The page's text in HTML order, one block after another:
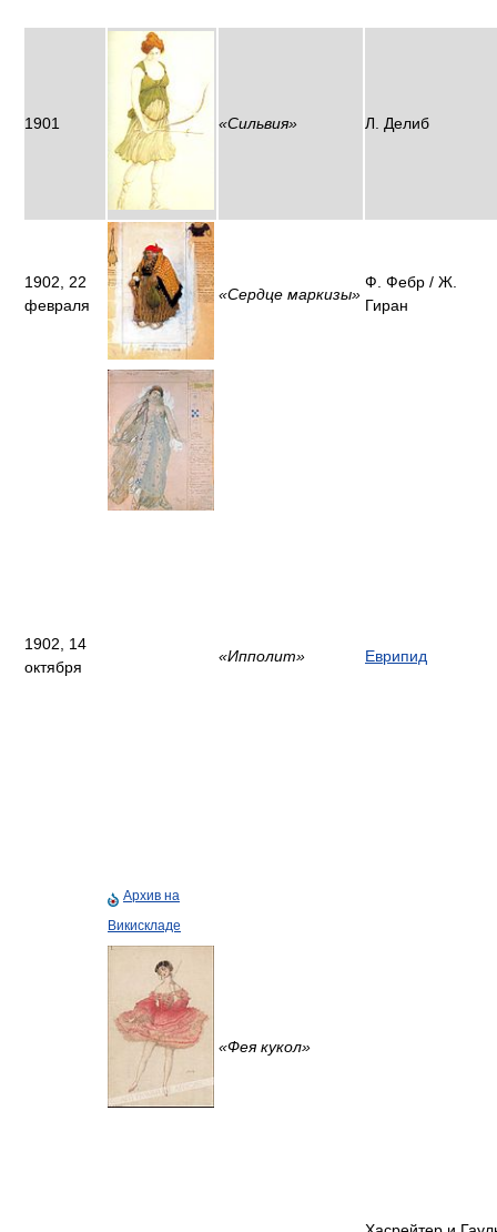
1901 «Сильвия» Л. Делиб
1902, 22
февраля
«Сердце маркизы»
Ф. Фебр / Ж.
Гиран
1902, 14
октября
Архив на
Викискладе
«Ипполит» Еврипид
«Фея кукол»